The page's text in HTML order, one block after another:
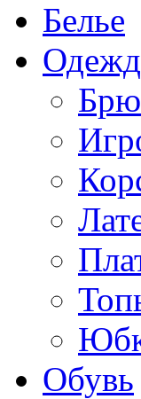
Белье
Обувь